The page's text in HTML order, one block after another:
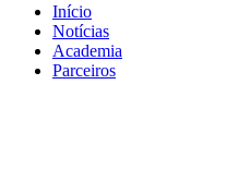
Início
Notícias
Academia
Parceiros